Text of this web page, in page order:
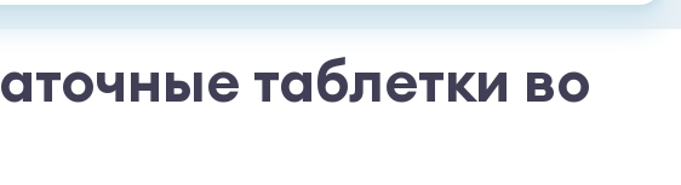
таблетки во